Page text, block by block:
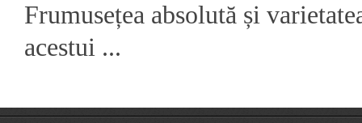
Frumusețea absolută și
acestui ...